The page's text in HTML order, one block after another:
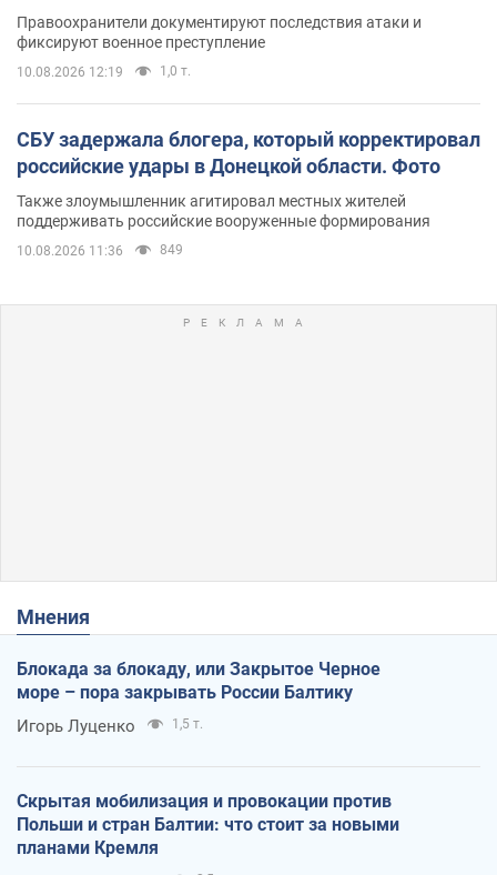
Правоохранители документируют последствия атаки и
фиксируют военное преступление
10.08.2026 12:19 1,0 т.
СБУ задержала блогера, который корректировал
российские удары в Донецкой области. Фото
Также злоумышленник агитировал местных жителей
поддерживать российские вооруженные формирования
10.08.2026 11:36 849
Мнения
Блокада за блокаду, или Закрытое Черное
море – пора закрывать России Балтику
Игорь Луценко 1,5 т.
Скрытая мобилизация и провокации против
Польши и стран Балтии: что стоит за новыми
планами Кремля